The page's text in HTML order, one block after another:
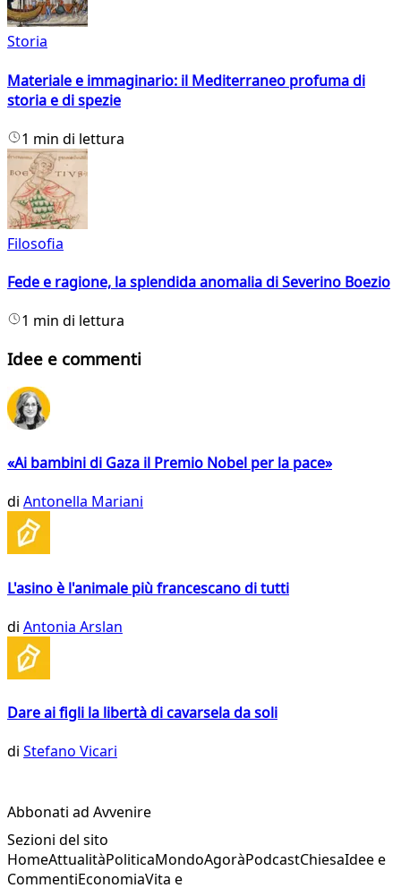
Storia
Materiale e immaginario: il Mediterraneo profuma di
storia e di spezie
1 min di lettura
Filosofia
Fede e ragione, la splendida anomalia di Severino Boezio
1 min di lettura
Idee e commenti
«Ai bambini di Gaza il Premio Nobel per la pace»
di Antonella Mariani
L'asino è l'animale più francescano di tutti
di Antonia Arslan
Dare ai figli la libertà di cavarsela da soli
di Stefano Vicari
Abbonati ad Avvenire
Sezioni del sito
HomeAttualitàPoliticaMondoAgoràPodcastChiesaIdee e
CommentiEconomiaVita e